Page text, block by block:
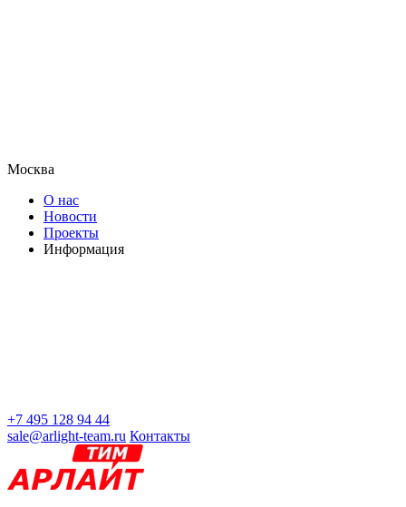
Москва
О нас
Новости
Проекты
Информация
+7 495 128 94 44
sale@arlight-team.ru Контакты